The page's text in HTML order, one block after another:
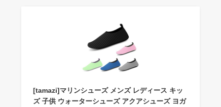
[tamazi]マリンシューズ メンズ レディース キッ
ズ 子供 ウォーターシューズ アクアシューズ ヨガ